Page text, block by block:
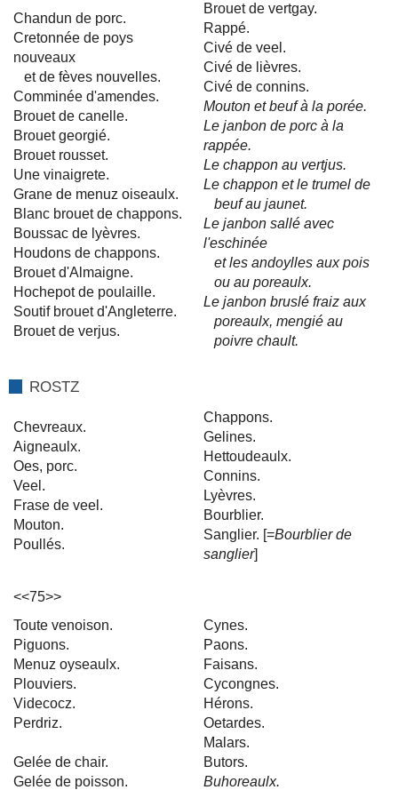
Chandun de porc.
Cretonnée de poys
nouveaux
et de fèves nouvelles.
Comminée d'amendes.
Brouet de canelle.
Brouet georgié.
Brouet rousset.
Une vinaigrete.
Grane de menuz oiseaulx.
Blanc brouet de chappons.
Boussac de lyèvres.
Houdons de chappons.
Brouet d'Almaigne.
Hochepot de poulaille.
Soutif brouet d'Angleterre.
Brouet de verjus.
Brouet de vertgay.
Rappé.
Civé de veel.
Civé de lièvres.
Civé de connins.
Mouton et beuf à la porée.
Le janbon de porc à la
rappée.
Le chappon au vertjus.
Le chappon et le trumel de
beuf au jaunet.
Le janbon sallé avec
l'eschinée
et les andoylles aux pois
ou au poreaulx.
Le janbon bruslé fraiz aux
poreaulx, mengié au
poivre chault.
ROSTZ
Chevreaux.
Aigneaulx.
Oes, porc.
Veel.
Frase de veel.
Mouton.
Poullés.
Chappons.
Gelines.
Hettoudeaulx.
Connins.
Lyèvres.
Bourblier.
Sanglier. [=Bourblier de
sanglier]
<<75>>
Toute venoison.
Piguons.
Menuz oyseaulx.
Plouviers.
Videcocz.
Perdriz.
Gelée de chair.
Gelée de poisson.
Cynes.
Paons.
Faisans.
Cycongnes.
Hérons.
Oetardes.
Malars.
Butors.
Buhoreaulx.